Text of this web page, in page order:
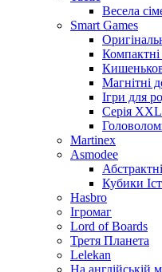
Весела
Smart Games
Компактні
Магнітні
Ігри для
Серія XXL
Martinex
Asmodee
Кубики
Hasbro
Ігромаг
Lord of Boards
Третя Планета
Lelekan
На англійській